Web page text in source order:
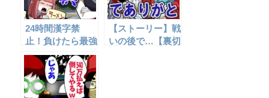
24時間漢字禁
止！負けたら最強
の母がボコボコに
する罰ゲーム☆
【ストーリー】戦
いの後で…【裏切